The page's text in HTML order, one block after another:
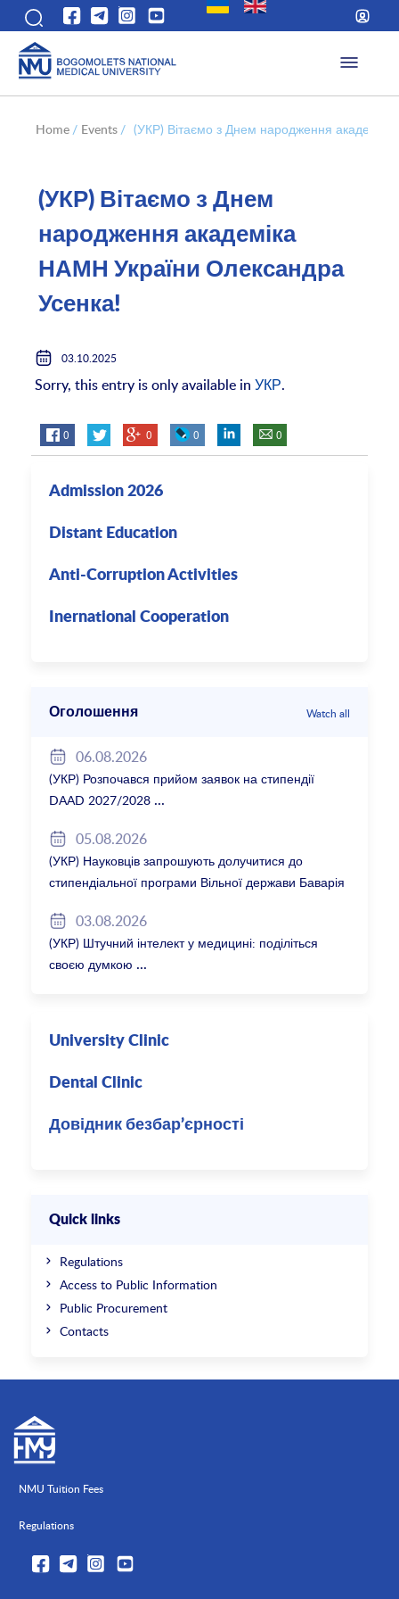
Home / Events / (УКР) Вітаємо з Днем народження
(УКР) Вітаємо з Днем
народження академіка
НАМН України Олександра
Усенка!
03.10.2025
Sorry, this entry is only available inУКР.
0 0 0 0
Admission 2026
Distant Education
Anti-Corruption Activities
Inernational Cooperation
Оголошення Watch all
06.08.2026
(УКР) Розпочався прийом заявок на стипендії
DAAD 2027/2028
05.08.2026
(УКР) Науковців запрошують долучитися до
стипендіальної програми Вільної держави Баварія
03.08.2026
(УКР) Штучний інтелект у медицині: поділіться
своєю думкою
University Clinic
Dental Clinic
Довідник безбар’єрності
Quick links
Regulations
Access to Public Information
Public Procurement
Contacts
NMU Tuition Fees
Regulations